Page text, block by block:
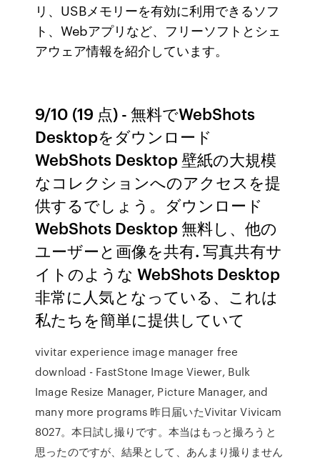
リ、USBメモリーを有効に利用できるソフ
ト、Webアプリなど、フリーソフトとシェ
アウェア情報を紹介しています。
9/10 (19 点) - 無料でWebShots
Desktopをダウンロード
WebShots Desktop 壁紙の大規模
なコレクションへのアクセスを提
供するでしょう。ダウンロード
WebShots Desktop 無料し、他の
ユーザーと画像を共有. 写真共有サ
イトのような WebShots Desktop
非常に人気となっている、これは
私たちを簡単に提供していて
vivitar experience image manager free
download - FastStone Image Viewer, Bulk
Image Resize Manager, Picture Manager, and
many more programs 昨日届いたVivitar Vivicam
8027。本日試し撮りです。本当はもっと撮ろうと
思ったのですが、結果として、あんまり撮りません